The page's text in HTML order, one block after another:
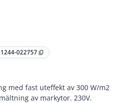
1244-022757 content_copy
med fast uteffekt av 300 W/m2
av markytor. 230V.